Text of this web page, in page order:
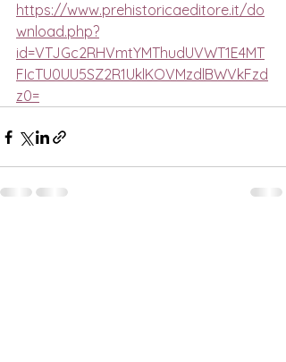
https://www.prehistoricaeditore.it/do
wnload.php?
id=VTJGc2RHVmtYMThudUVWT1E4MT
FIcTU0UU5SZ2R1UklKOVMzdlBWVkFzd
z0=